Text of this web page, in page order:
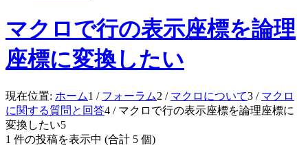
マクロで行の表示座標を論理
座標に変換したい
現在位置: ホーム1 / フォーラム2 / マクロについて3 / マクロ
に関する質問と回答4 / マクロで行の表示座標を論理座標に
変換したい5
1 件の投稿を表示中 (合計 5 個)